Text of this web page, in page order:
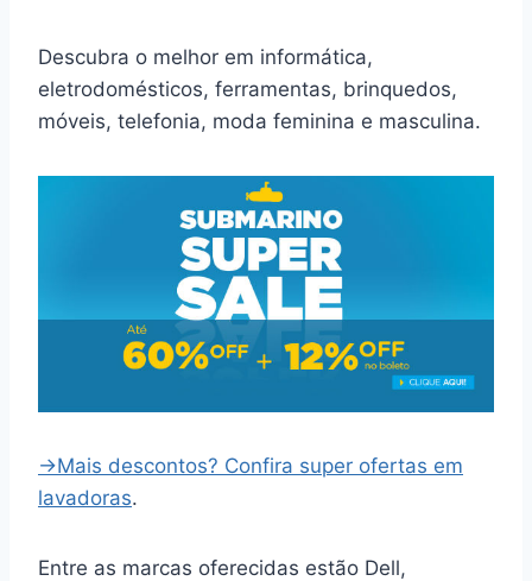
Descubra o melhor em informática,
eletrodomésticos, ferramentas, brinquedos,
móveis, telefonia, moda feminina e masculina.
→Mais descontos? Confira super ofertas em
lavadoras.
Entre as marcas oferecidas estão Dell,